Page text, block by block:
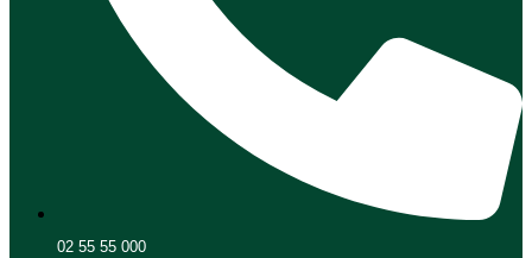
02 55 55 000